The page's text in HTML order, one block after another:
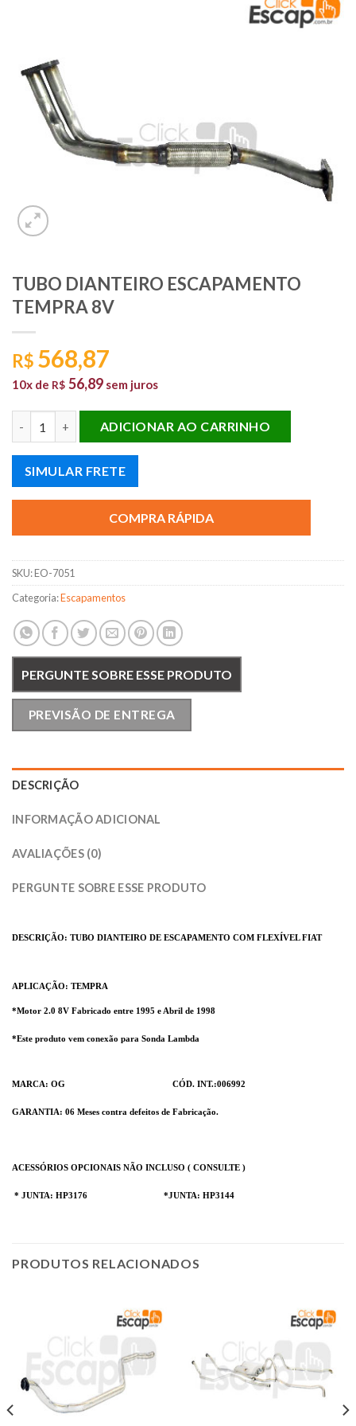
TUBO DIANTEIRO ESCAPAMENTO
TEMPRA 8V
R$ 568,87
10x de R$ 56,89 sem juros
ADICIONAR AO CARRINHO
SIMULAR FRETE
COMPRA RÁPIDA
SKU:EO-7051
Categoria:Escapamentos
PERGUNTE SOBRE ESSE PRODUTO
PREVISÃO DE ENTREGA
DESCRIÇÃO
INFORMAÇÃO ADICIONAL
AVALIAÇÕES (0)
PERGUNTE SOBRE ESSE PRODUTO
DESCRIÇÃO: TUBO DIANTEIRO DE ESCAPAMENTO COM FLEXÍVEL FIAT
APLICAÇÃO: TEMPRA
*Motor 2.0 8V Fabricado entre 1995 e Abril de 1998
*Este produto vem conexão para Sonda Lambda
MARCA: OG CÓD. INT.:006992
GARANTIA: 06 Meses contra defeitos de Fabricação.
ACESSÓRIOS OPCIONAIS NÃO INCLUSO ( CONSULTE )
* JUNTA: HP3176 *JUNTA: HP3144
PRODUTOS RELACIONADOS